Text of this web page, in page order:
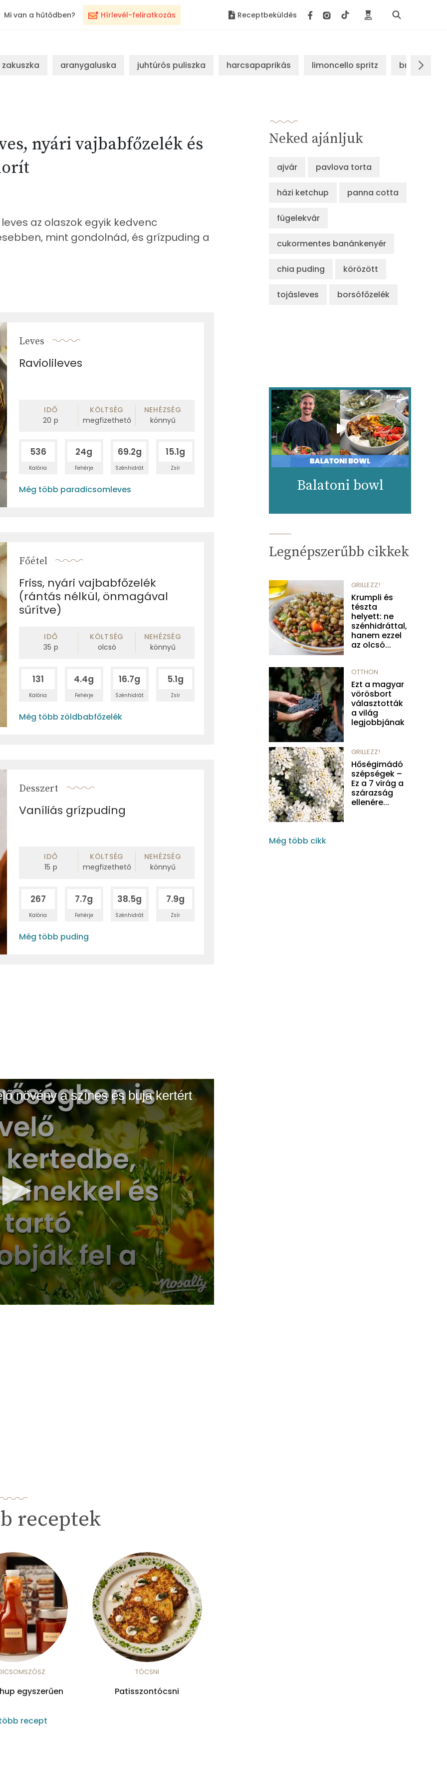
Hírlevél-feliratkozás
Mi van a hűtődben? Receptbeküldés
zakuszka aranygaluska juhtúrós puliszka harcsapaprikás limoncello spritz brassói
nyári vajbabfőzelék és
az olaszok egyik kedvenc
mint gondolnád, és grízpuding a
Leves
Raviolileves
IDŐ
20 p
KÖLTSÉG
megfizethető
NEHÉZSÉG
könnyű
536
Kalória
24g
Fehérje
69.2g
Szénhidrát
15.1g
Zsír
Még több paradicsomleves
Főétel
Friss, nyári vajbabfőzelék
(rántás nélkül, önmagával
sűrítve)
IDŐ
35 p
KÖLTSÉG
olcsó
NEHÉZSÉG
könnyű
131
Kalória
4.4g
Fehérje
16.7g
Szénhidrát
5.1g
Zsír
Még több zöldbabfőzelék
Desszert
Vaníliás grízpuding
IDŐ
15 p
KÖLTSÉG
megfizethető
NEHÉZSÉG
könnyű
267
Kalória
7.7g
Fehérje
38.5g
Szénhidrát
7.9g
Zsír
Még több puding
növény a színes és buja kertért
receptek
egyszerűen
TÓCSNI
Patisszontócsni
recept
Neked ajánljuk
ajvár pavlova torta
házi ketchup panna cotta
fügelekvár
cukormentes banánkenyér
chia puding körözött
tojásleves borsófőzelék
Balatoni bowl
Legnépszerűbb cikkek
GRILLEZZ!
Krumpli és
tészta
helyett: ne
szénhidráttal,
hanem ezzel
az olcsó...
OTTHON
Ezt a magyar
vörösbort
választották
a világ
legjobbjának
GRILLEZZ!
Hőségimádó
szépségek –
Ez a 7 virág a
szárazság
ellenére...
Még több cikk